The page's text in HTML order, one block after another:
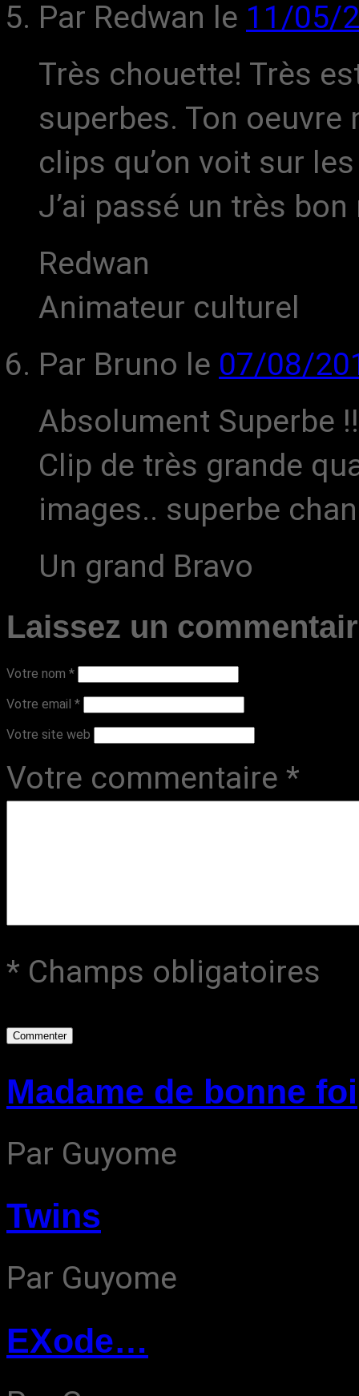
Par Redwan le 11/05/
Très chouette! Très
superbes. Ton oeuvre
clips qu’on voit sur
J’ai passé un très
Redwan
Animateur culturel
Par Bruno le 07/08/
Absolument Superbe !!
Clip de très grande
images.. superbe
Un grand Bravo
Laissez un
Votre nom *
Votre email *
Votre site web
Votre commentaire *
* Champs obligatoires
Madame de bonne foi
Par Guyome
Twins
Par Guyome
EXode…